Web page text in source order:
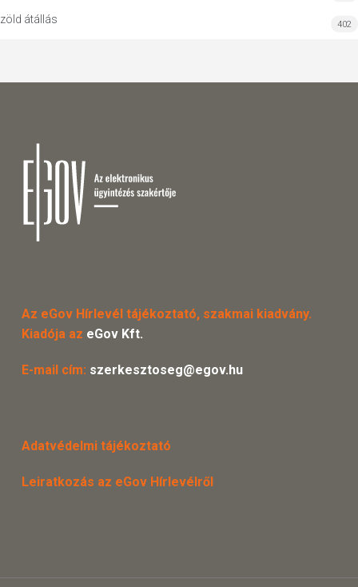
zöld átállás 402
Az eGov Hírlevél tájékoztató, szakmai kiadvány.
Kiadója az eGov Kft.
E-mail cím: szerkesztoseg@egov.hu
Adatvédelmi tájékoztató
Leiratkozás az eGov Hírlevélről